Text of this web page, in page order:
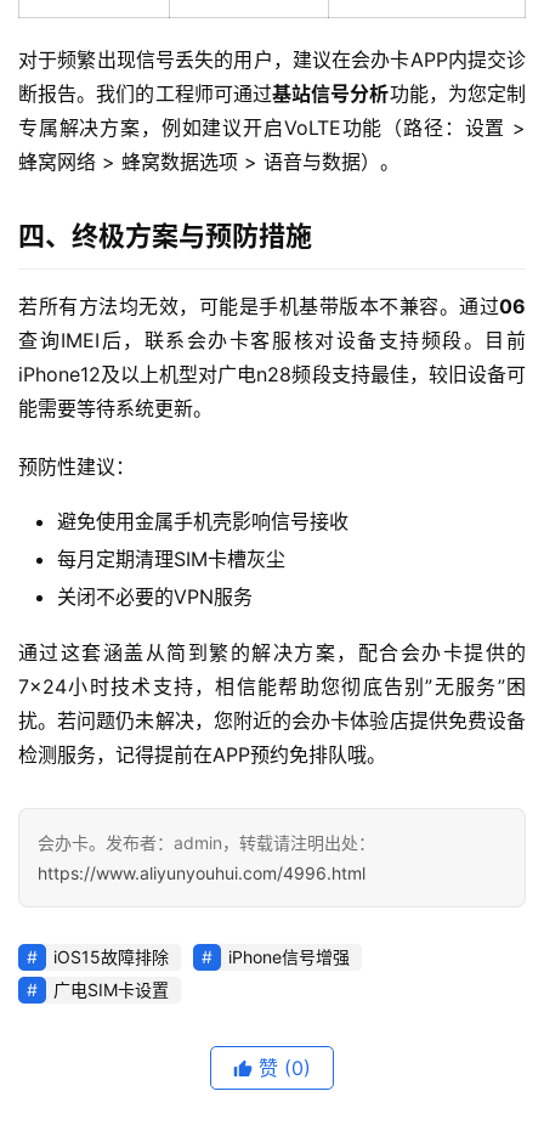
随
身
W
i
F
i
快
更
页
面
对于频繁出现信号丢失的用户，建议在会办卡APP内提交诊
断报告。我们的工程师可通过基站信号分析功能，为您定制
专属解决方案，例如建议开启VoLTE功能（路径：设置 >
蜂窝网络 > 蜂窝数据选项 > 语音与数据）。
四、终极方案与预防措施
若所有方法均无效，可能是手机基带版本不兼容。通过06
查询IMEI后，联系会办卡客服核对设备支持频段。目前
iPhone12及以上机型对广电n28频段支持最佳，较旧设备可
能需要等待系统更新。
预防性建议：
避免使用金属手机壳影响信号接收
每月定期清理SIM卡槽灰尘
关闭不必要的VPN服务
通过这套涵盖从简到繁的解决方案，配合会办卡提供的
7×24小时技术支持，相信能帮助您彻底告别”无服务”困
扰。若问题仍未解决，您附近的会办卡体验店提供免费设备
检测服务，记得提前在APP预约免排队哦。
会办卡。发布者：admin，转载请注明出处：
https://www.aliyunyouhui.com/4996.html
iOS15故障排除
iPhone信号增强
广电SIM卡设置
赞 (0)